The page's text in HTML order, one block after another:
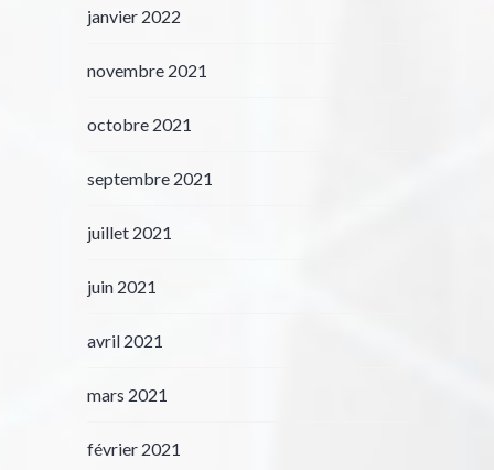
janvier 2022
novembre 2021
octobre 2021
septembre 2021
juillet 2021
juin 2021
avril 2021
mars 2021
février 2021